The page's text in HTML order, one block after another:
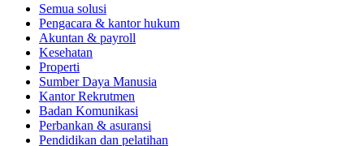
Semua solusi
Pengacara & kantor hukum
Akuntan & payroll
Kesehatan
Properti
Sumber Daya Manusia
Kantor Rekrutmen
Badan Komunikasi
Perbankan & asuransi
Pendidikan dan pelatihan